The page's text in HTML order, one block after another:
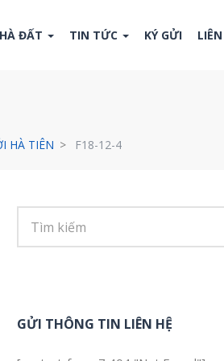
ĐẤT TIN TỨC KÝ GỬI
HÀ TIÊN F18-12-4
GỬI THÔNG TIN LIÊN HỆ